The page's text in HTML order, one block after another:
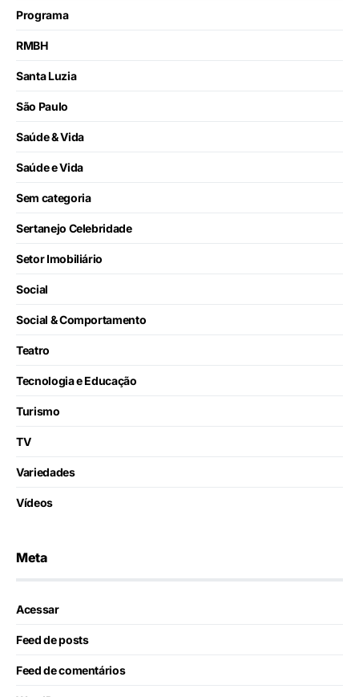
Programa
RMBH
Santa Luzia
São Paulo
Saúde & Vida
Saúde e Vida
Sem categoria
Sertanejo Celebridade
Setor Imobiliário
Social
Social & Comportamento
Teatro
Tecnologia e Educação
Turismo
TV
Variedades
Vídeos
Meta
Acessar
Feed de posts
Feed de comentários